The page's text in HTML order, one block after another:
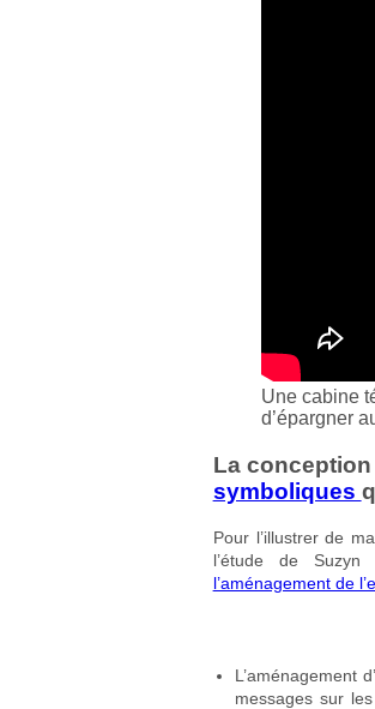
Une cabine
d’épargner
La conception
symboliques
Pour l’illustrer de
l’étude de
l’aménagement de
L’aménagement
messages sur